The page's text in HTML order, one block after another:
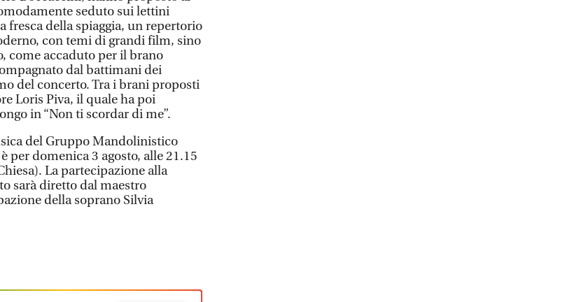
seduto sui lettini
fresca della spiaggia, un repertorio
con temi di grandi film, sino
come accaduto per il brano
dal battimani dei
del concerto. Tra i brani proposti
Loris Piva, il quale ha poi
in “Non ti scordar di me”.
del Gruppo Mandolinistico
per domenica 3 agosto, alle 21.15
La partecipazione alla
sarà diretto dal maestro
della soprano Silvia